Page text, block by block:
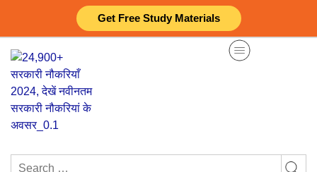
Get Free Study Materials
content
Search